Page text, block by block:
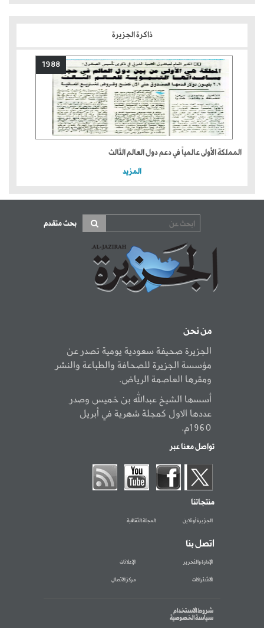
ذاكرة الجزيرة
1988
المملكة الأولى عالمياً في دعم دول العالم الثالث
المزيد
بحث متقدم
من نحن
الجزيرة صحيفة سعودية يومية تصدر عن
مؤسسة الجزيرة للصحافة والطباعة والنشر
ومقرها العاصمة الرياض.
أسسها الشيخ عبدالله بن خميس وصدر
عددها الاول كمجلة شهرية في أبريل
1960م.
تواصل معنا عبر
منتجاتنا
الجزيرة أونلاين المجلة الثقافية
اتصل بنا
الإدارة والتحرير الإعلانات
الاشتراكات مركز الاتصال
شروط الاستخدام
سياسة الخصوصية